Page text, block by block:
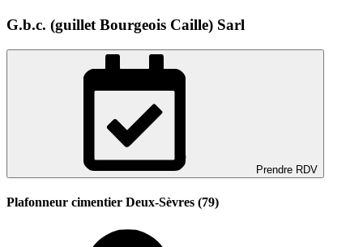
G.b.c. (guillet Bourgeois Caille) Sarl
Prendre RDV
Plafonneur cimentier Deux-Sèvres (79)